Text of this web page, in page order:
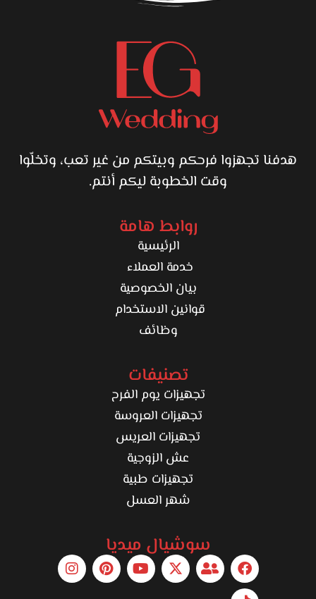
هدفنا تجهزوا فرحكم وبيتكم من غير تعب، وتخلّوا
وقت الخطوبة ليكم أنتم.
روابط هامة
الرئيسية
خدمة العملاء
بيان الخصوصية
قوانين الاستخدام
وظائف
تصنيفات
تجهيزات يوم الفرح
تجهيزات العروسة
تجهيزات العريس
عش الزوجية
تجهيزات طبية
شهر العسل
سوشيال ميديا